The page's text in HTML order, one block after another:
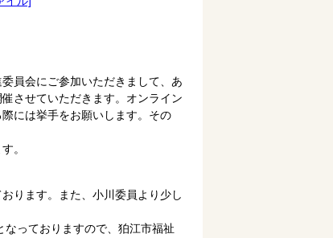
員会にご参加いただきまして、あ
させていただきます。オンライン
には挙手をお願いします。その
。
ります。また、小川委員より少し
っておりますので、狛江市福祉